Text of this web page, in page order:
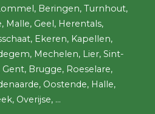
Beringen, Turnhout,
Malle, Geel, Herentals,
Ekeren, Kapellen,
Mechelen, Lier, Sint-
Brugge, Roeselare,
Oostende, Halle,
Overijse, ...